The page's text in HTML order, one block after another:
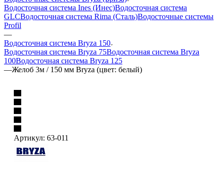
Водосточная система Ines (Инес)Водосточная система
GLCВодосточная система Rima (Сталь)Водосточные системы
Profil
—
Водосточная система Bryza 150
Водосточная система Bryza 75Водосточная система Bryza
100Водосточная система Bryza 125
—Желоб 3м / 150 мм Bryza (цвет: белый)
Артикул: 63-011